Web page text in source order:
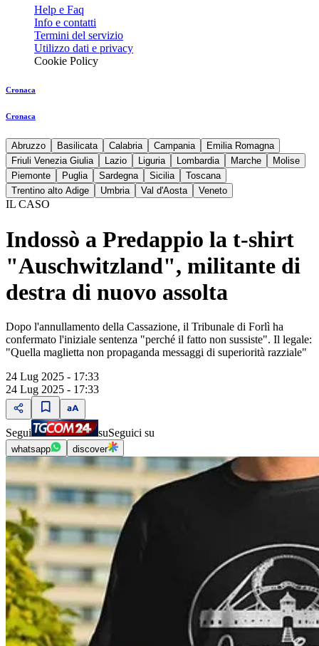
Help e Faq
Info e contatti
Termini del servizio
Utilizzo dati e privacy
Cookie Policy
Cronaca
Cronaca
Abruzzo Basilicata Calabria Campania
Emilia Romagna
Friuli Venezia Giulia
Lazio Liguria Lombardia Marche
Molise
Piemonte
Puglia Sardegna Sicilia
Toscana
Trentino alto Adige
Umbria Val d'Aosta Veneto
IL CASO
Indossò a Predappio la t-shirt
"Auschwitzland", militante di
destra di nuovo assolta
Dopo l'annullamento della Cassazione, il Tribunale di Forlì ha
confermato l'iniziale sentenza "perché il fatto non sussiste". Il legale:
"Quella maglietta non propaganda messaggi di superiorità razziale"
24 Lug 2025 - 17:33
24 Lug 2025 - 17:33
Segui suSeguici su
whatsapp discover